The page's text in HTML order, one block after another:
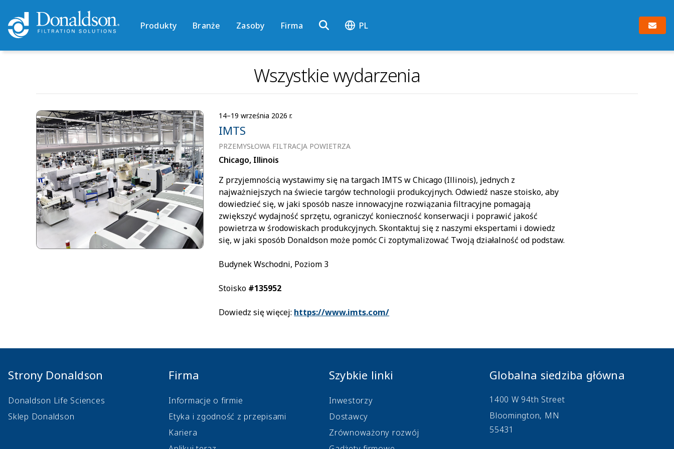
Produkty Branże Zasoby Firma PL
Wszystkie wydarzenia
14–19 września 2026 r.
IMTS
PRZEMYSŁOWA FILTRACJA POWIETRZA
Chicago, Illinois
Z przyjemnością wystawimy się na targach IMTS w Chicago (Illinois), jednych z
najważniejszych na świecie targów technologii produkcyjnych. Odwiedź nasze stoisko, aby
dowiedzieć się, w jaki sposób nasze innowacyjne rozwiązania filtracyjne pomagają
zwiększyć wydajność sprzętu, ograniczyć konieczność konserwacji i poprawić jakość
powietrza w środowiskach produkcyjnych. Skontaktuj się z naszymi ekspertami i dowiedz
się, w jaki sposób Donaldson może pomóc Ci zoptymalizować Twoją działalność od podstaw.
Budynek Wschodni, Poziom 3
Stoisko #135952
Dowiedz się więcej: https://www.imts.com/
Strony Donaldson
Donaldson Life Sciences
Sklep Donaldson
Firma
Informacje o firmie
Etyka i zgodność z przepisami
Kariera
Szybkie linki
Inwestorzy
Dostawcy
Zrównoważony rozwój
Globalna siedziba główna
1400 W 94th Street
Bloomington, MN
55431